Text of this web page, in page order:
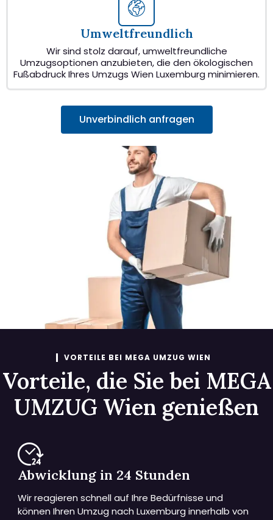
Umweltfreundlich
Wir sind stolz darauf, umweltfreundliche
Umzugsoptionen anzubieten, die den ökologischen
Fußabdruck Ihres Umzugs Wien Luxemburg minimieren.
Unverbindlich anfragen
VORTEILE BEI MEGA UMZUG WIEN
Vorteile, die Sie bei MEGA
UMZUG Wien genießen
Abwicklung in 24 Stunden
Wir reagieren schnell auf Ihre Bedürfnisse und
können Ihren Umzug nach Luxemburg innerhalb von